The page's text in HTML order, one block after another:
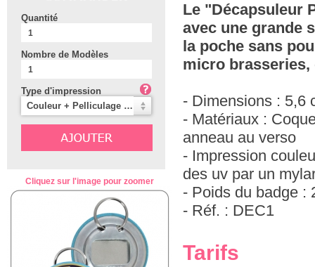
Quantité
Nombre de Modèles
Type d'impression
Couleur + Pelliculage Brillant (Classique)
Cliquez sur l'image pour zoomer
Le "Décapsuleur
avec une grande
la poche sans
micro brasseries,
- Dimensions : 5,6
- Matériaux :
anneau au verso
- Impression
des uv par un
- Poids du badge :
- Réf. : DEC1
Tarifs